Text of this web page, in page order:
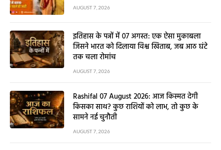
AUGUST 7, 2026
इतिहास के पन्नों में 07 अगस्त: एक ऐसा मुकाबला
जिसने भारत को दिलाया विश्व खिताब, जब आठ घंटे
तक चला रोमांच
AUGUST 7, 2026
Rashifal 07 August 2026: आज किस्मत देगी
किसका साथ? कुछ राशियों को लाभ, तो कुछ के
सामने नई चुनौती
AUGUST 7, 2026